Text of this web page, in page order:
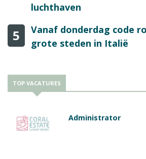
luchthaven
5
Vanaf donderdag code
grote steden in Italië
TOP VACATURES
Administrator